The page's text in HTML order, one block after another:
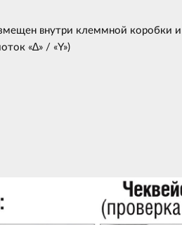
внутри клеммной коробки и
«∆» / «Y»)